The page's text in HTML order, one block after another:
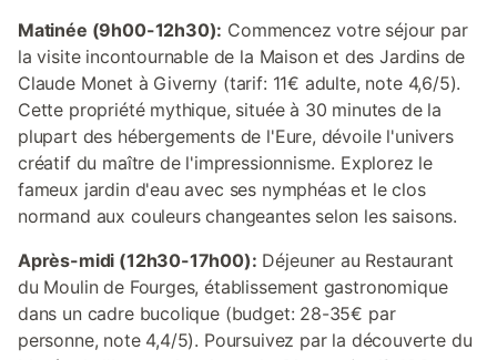
Matinée (9h00-12h30): Commencez votre séjour par
la visite incontournable de la Maison et des Jardins de
Claude Monet à Giverny (tarif: 11€ adulte, note 4,6/5).
Cette propriété mythique, située à 30 minutes de la
plupart des hébergements de l'Eure, dévoile l'univers
créatif du maître de l'impressionnisme. Explorez le
fameux jardin d'eau avec ses nymphéas et le clos
normand aux couleurs changeantes selon les saisons.
Après-midi (12h30-17h00): Déjeuner au Restaurant
du Moulin de Fourges, établissement gastronomique
dans un cadre bucolique (budget: 28-35€ par
personne, note 4,4/5). Poursuivez par la découverte du